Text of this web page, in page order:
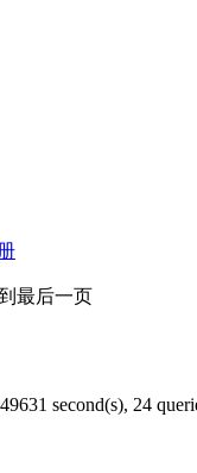
最后一页
second(s), 24